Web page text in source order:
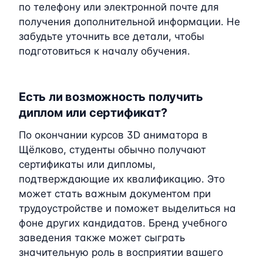
по телефону или электронной почте для
получения дополнительной информации. Не
забудьте уточнить все детали, чтобы
подготовиться к началу обучения.
Есть ли возможность получить
диплом или сертификат?
По окончании курсов 3D аниматора в
Щёлково, студенты обычно получают
сертификаты или дипломы,
подтверждающие их квалификацию. Это
может стать важным документом при
трудоустройстве и поможет выделиться на
фоне других кандидатов. Бренд учебного
заведения также может сыграть
значительную роль в восприятии вашего